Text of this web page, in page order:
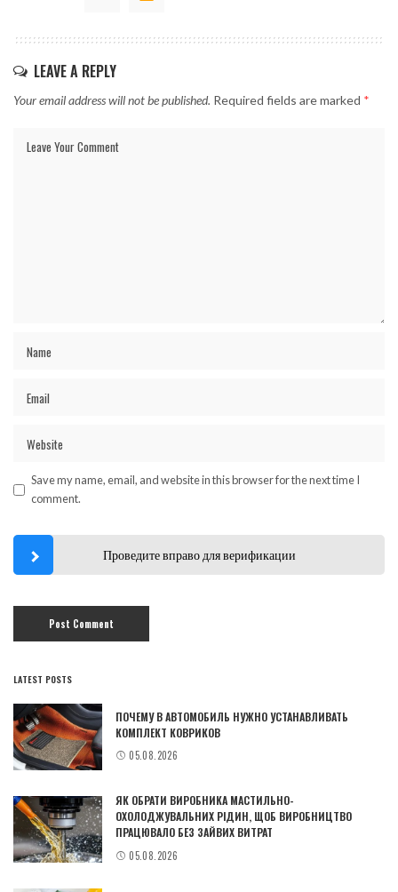
LEAVE A REPLY
Your email address will not be published. Required fields are marked *
Save my name, email, and website in this browser for the next time I
comment.
Проведите вправо для верификации
LATEST POSTS
ПОЧЕМУ В АВТОМОБИЛЬ НУЖНО УСТАНАВЛИВАТЬ
КОМПЛЕКТ КОВРИКОВ
05.08.2026
ЯК ОБРАТИ ВИРОБНИКА МАСТИЛЬНО-
ОХОЛОДЖУВАЛЬНИХ РІДИН, ЩОБ ВИРОБНИЦТВО
ПРАЦЮВАЛО БЕЗ ЗАЙВИХ ВИТРАТ
05.08.2026